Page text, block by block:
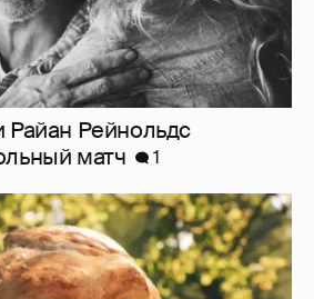
Райан Рейнольдс
матч
1